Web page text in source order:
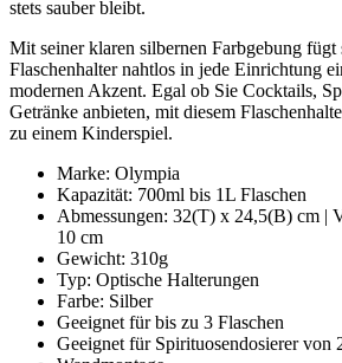
stets sauber bleibt.
Mit seiner klaren silbernen Farbgebung
Flaschenhalter nahtlos in jede Einrichtung
modernen Akzent. Egal ob Sie Cocktails,
Getränke anbieten, mit diesem
zu einem Kinderspiel.
Marke: Olympia
Kapazität: 700ml bis 1L Flaschen
Abmessungen: 32(T) x 24,5(B) cm |
10 cm
Gewicht: 310g
Typ: Optische Halterungen
Farbe: Silber
Geeignet für bis zu 3 Flaschen
Geeignet für Spirituosendosierer von